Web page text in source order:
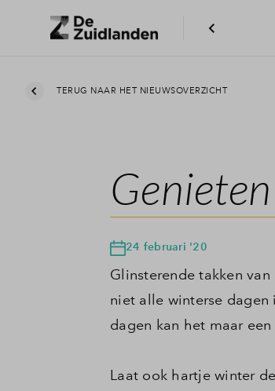
TERUG NAAR HET NIEUWSOVERZICHT
24 februari '20
Glinsterende takken
niet alle winterse
dagen kan het maar
Laat ook hartje winter